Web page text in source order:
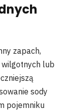
zapach,
wilgotnych lub
sody
pojemniku